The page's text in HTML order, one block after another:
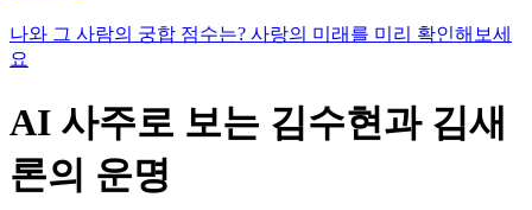
나와 그 사람의 궁합 점수는? 사랑의 미래를 미리 확인해보세
요
AI 사주로 보는 김수현과 김새
론의 운명